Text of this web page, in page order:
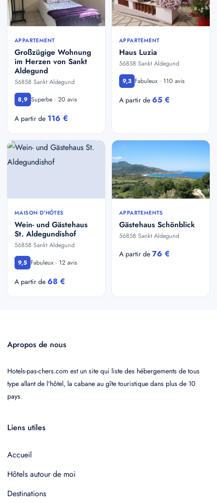
APPARTEMENT
Großzügige Wohnung
im Herzen von Sankt
Aldegund
56858 Sankt Aldegund
8,9 Superbe · 20 avis
A partir de 116 €
APPARTEMENT
Haus Luzia
56858 Sankt Aldegund
9,3 Fabuleux · 110 avis
A partir de 65 €
MAISON D'HÔTES
Wein- und Gästehaus
St. Aldegundishof
56858 Sankt Aldegund
9,5 Fabuleux · 12 avis
A partir de 68 €
APPARTEMENTS
Gästehaus Schönblick
56858 Sankt Aldegund
A partir de 76 €
Apropos de nous
Hotels-pas-chers.com est un site qui liste des hébergements de tous
type allant de l'hôtel, la cabane au gîte touristique dans plus de 10
pays.
Liens utiles
Accueil
Hôtels autour de moi
Destinations